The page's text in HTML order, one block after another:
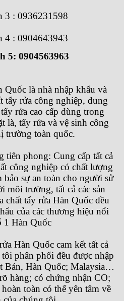
3 : 0936231598
4 : 0904643943
5: 0904563963
Quốc là nhà nhập khẩu và
tẩy rửa công nghiệp, dung
rửa cao cấp dùng trong
là, tẩy rửa và vệ sinh công
trường toàn quốc.
tiên phong: Cung cấp tất cả
công nghiệp có chất lượng
sự an toàn cho người sử
môi trường, tất cả các sản
chất tẩy rửa Hàn Quốcđều
của các thương hiệu nổi
1 Hàn Quốc
Hàn Quốccam kết tất cả
phân phối đều được nhập
Bản, Hàn Quốc; Malaysia…
hàng; có chứng nhận CO;
toàn có thể yên tâm về